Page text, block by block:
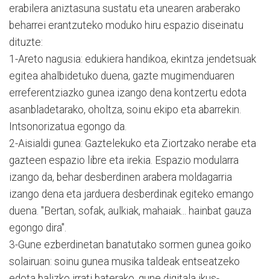
erabilera aniztasuna sustatu eta unearen araberako
beharrei erantzuteko moduko hiru espazio diseinatu
dituzte:
1-Areto nagusia: edukiera handikoa, ekintza jendetsuak
egitea ahalbidetuko duena, gazte mugimenduaren
erreferentziazko gunea izango dena kontzertu edota
asanbladetarako, oholtza, soinu ekipo eta abarrekin.
Intsonorizatua egongo da.
2-Aisialdi gunea: Gaztelekuko eta Ziortzako nerabe eta
gazteen espazio libre eta irekia. Espazio modularra
izango da, behar desberdinen arabera moldagarria
izango dena eta jarduera desberdinak egiteko emango
duena. "Bertan, sofak, aulkiak, mahaiak... hainbat gauza
egongo dira".
3-Gune ezberdinetan banatutako sormen gunea goiko
solairuan: soinu gunea musika taldeak entseatzeko